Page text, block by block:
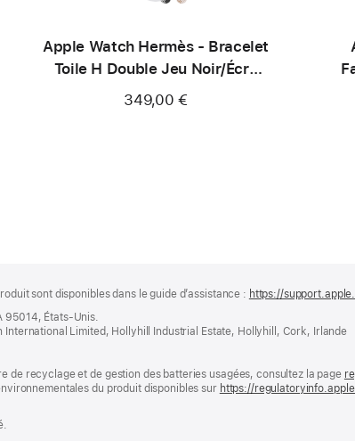
Apple Watch Hermès - Bracelet
Toile H Double Jeu Noir/Écru
42 mm
349,00 €
sont disponibles dans le guide d’assistance : https://
95014, États-Unis.
International Limited, Hollyhill Industrial Estate, Hollyhill, Cork, Irlande
de recyclage et de gestion des batteries usagées, consultez la page
du produit disponibles sur https://